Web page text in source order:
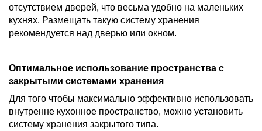
отсутствием дверей, что весьма удобно на маленьких
кухнях. Размещать такую систему хранения
рекомендуется над дверью или окном.
Оптимальное использование пространства с
закрытыми системами хранения
Для того чтобы максимально эффективно использовать
внутренне кухонное пространство, можно установить
систему хранения закрытого типа.